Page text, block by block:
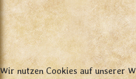
Wir nutzen Cookies auf unserer